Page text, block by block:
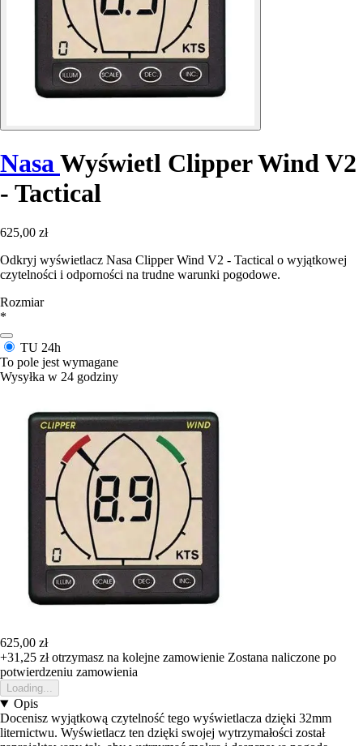
Nasa Wyświetl Clipper Wind V2
- Tactical
625,00 zł
Odkryj wyświetlacz Nasa Clipper Wind V2 - Tactical o wyjątkowej
czytelności i odporności na trudne warunki pogodowe.
Rozmiar
*
TU 24h
To pole jest wymagane
Wysyłka w 24 godziny
625,00 zł
+31,25 złotrzymasz na kolejne zamowienie Zostana naliczone po
potwierdzeniu zamowienia
Loading...
Opis
Docenisz wyjątkową czytelność tego wyświetlacza dzięki 32mm
liternictwu. Wyświetlacz ten dzięki swojej wytrzymałości został